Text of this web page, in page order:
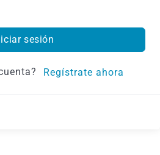
sesión
Regístrate ahora